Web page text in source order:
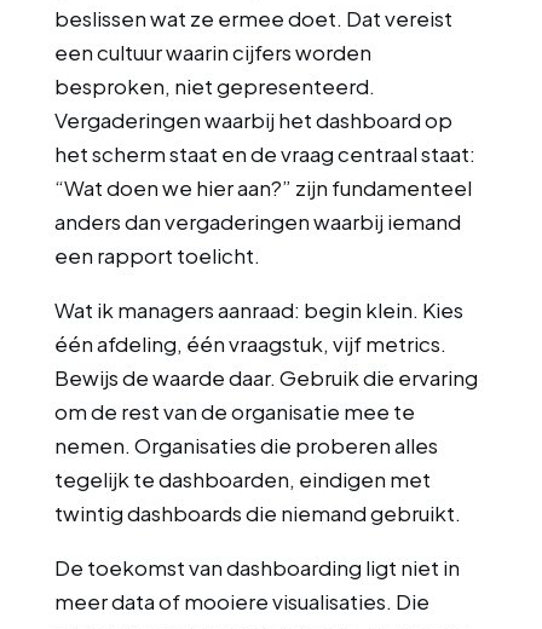
beslissen wat ze ermee doet. Dat vereist
een cultuur waarin cijfers worden
besproken, niet gepresenteerd.
Vergaderingen waarbij het dashboard op
het scherm staat en de vraag centraal staat:
“Wat doen we hier aan?” zijn fundamenteel
anders dan vergaderingen waarbij iemand
een rapport toelicht.
Wat ik managers aanraad: begin klein. Kies
één afdeling, één vraagstuk, vijf metrics.
Bewijs de waarde daar. Gebruik die ervaring
om de rest van de organisatie mee te
nemen. Organisaties die proberen alles
tegelijk te dashboarden, eindigen met
twintig dashboards die niemand gebruikt.
De toekomst van dashboarding ligt niet in
meer data of mooiere visualisaties. Die